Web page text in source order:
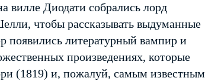
вилле Диодати собрались лорд
чтобы рассказывать выдуманные
появились литературный вампир и
произведениях, которые
(1819) и, пожалуй, самым известным